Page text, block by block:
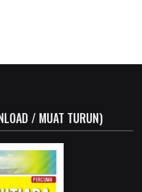
/ MUAT TURUN)